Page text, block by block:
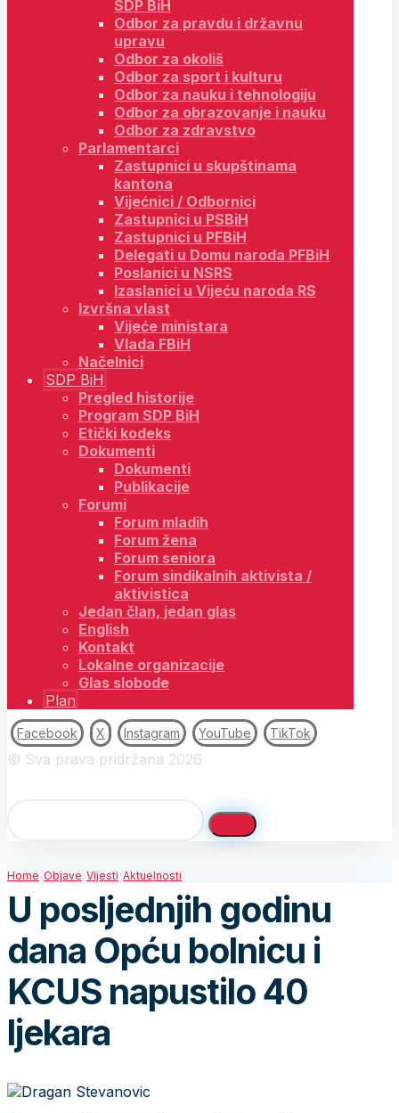
SDP BiH
Odbor za pravdu i državnu
upravu
Odbor za okoliš
Odbor za sport i kulturu
Odbor za nauku i tehnologiju
Odbor za obrazovanje i nauku
Odbor za zdravstvo
Parlamentarci
Zastupnici u skupštinama
kantona
Vijećnici / Odbornici
Zastupnici u PSBiH
Zastupnici u PFBiH
Delegati u Domu naroda PFBiH
Poslanici u NSRS
Izaslanici u Vijeću naroda RS
Izvršna vlast
Vijeće ministara
Vlada FBiH
Načelnici
SDP BiH
Pregled historije
Program SDP BiH
Etički kodeks
Dokumenti
Dokumenti
Publikacije
Forumi
Forum mladih
Forum žena
Forum seniora
Forum sindikalnih aktivista /
aktivistica
Jedan član, jedan glas
English
Kontakt
Lokalne organizacije
Glas slobode
Plan
Facebook X Instagram YouTube TikTok
© Sva prava pridržana 2026
Home Objave Vijesti Aktuelnosti
U posljednjih godinu
dana Opću bolnicu i
KCUS napustilo 40
ljekara